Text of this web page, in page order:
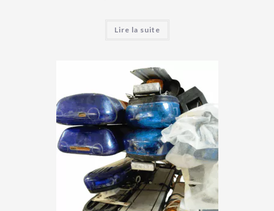
Lire la suite